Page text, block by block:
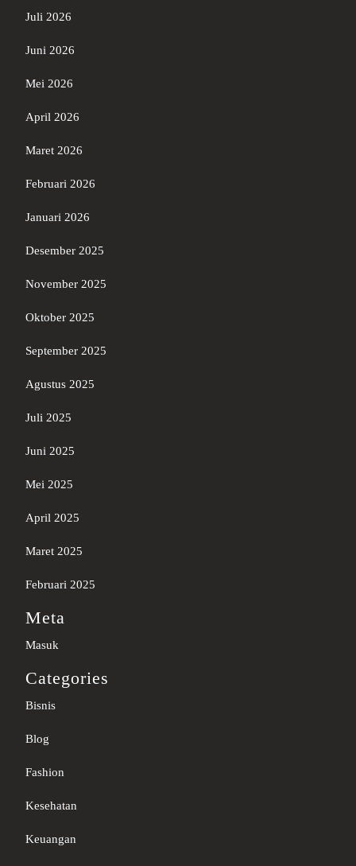
Juli 2026
Juni 2026
Mei 2026
April 2026
Maret 2026
Februari 2026
Januari 2026
Desember 2025
November 2025
Oktober 2025
September 2025
Agustus 2025
Juli 2025
Juni 2025
Mei 2025
April 2025
Maret 2025
Februari 2025
Meta
Masuk
Categories
Bisnis
Blog
Fashion
Kesehatan
Keuangan